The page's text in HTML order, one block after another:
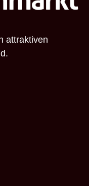
attraktiven